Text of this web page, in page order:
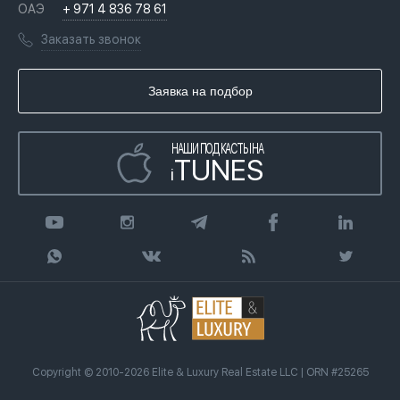
Переезд в Дубай, ОАЭ
Гражданство ОАЭ
Книги
Инфографика
Лицензии
Агентство недвижимости
ОАЭ + 971 4 836 78 61
Заказать звонок
Заявка на подбор
НАШИ ПОДКАСТЫ НА
iTUNES
Copyright © 2010-2026 Elite & Luxury Real Estate LLC | ORN #25265